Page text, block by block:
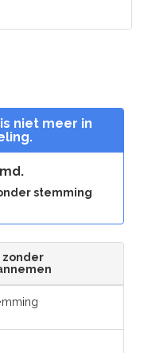
niet meer in
stemming
zonder